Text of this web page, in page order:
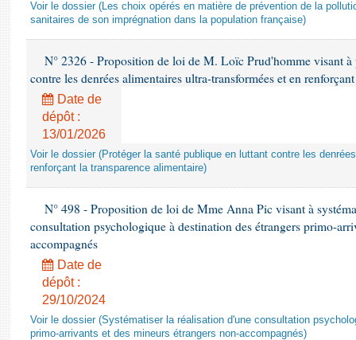
Voir le dossier (Les choix opérés en matière de prévention de la
sanitaires de son imprégnation dans la population française)
N° 2326 - Proposition de loi de M. Loïc Prud'homme visant
contre les denrées alimentaires ultra-transformées et en
Date de
dépôt :
13/01/2026
Voir le dossier (Protéger la santé publique en luttant contre les
renforçant la transparence alimentaire)
N° 498 - Proposition de loi de Mme Anna Pic visant à
consultation psychologique à destination des étrangers primo-
accompagnés
Date de
dépôt :
29/10/2024
Voir le dossier (Systématiser la réalisation d'une consultation
primo-arrivants et des mineurs étrangers non-accompagnés)